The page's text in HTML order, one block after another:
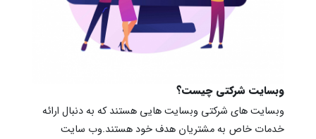
وبسایت شرکتی چیست؟
وبسایت های شرکتی وبسایت هایی هستند که به دنبال ارائه
خدمات خاص به مشتریان هدف خود هستند.وب سایت